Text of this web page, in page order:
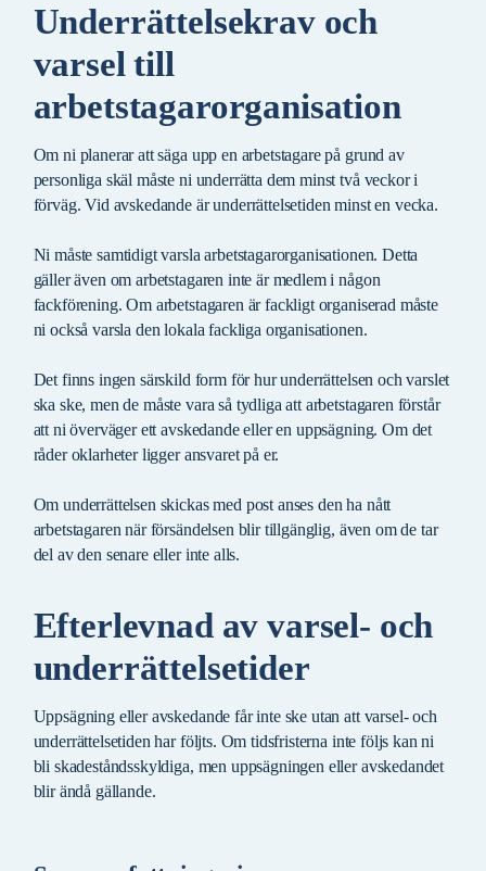
Underrättelsekrav och
varsel till
arbetstagarorganisation
Om ni planerar att säga upp en arbetstagare på grund av
personliga skäl måste ni underrätta dem minst två veckor i
förväg. Vid avskedande är underrättelsetiden minst en vecka.
Ni måste samtidigt varsla arbetstagarorganisationen. Detta
gäller även om arbetstagaren inte är medlem i någon
fackförening. Om arbetstagaren är fackligt organiserad måste
ni också varsla den lokala fackliga organisationen.
Det finns ingen särskild form för hur underrättelsen och varslet
ska ske, men de måste vara så tydliga att arbetstagaren förstår
att ni överväger ett avskedande eller en uppsägning. Om det
råder oklarheter ligger ansvaret på er.
Om underrättelsen skickas med post anses den ha nått
arbetstagaren när försändelsen blir tillgänglig, även om de tar
del av den senare eller inte alls.
Efterlevnad av varsel- och
underrättelsetider
Uppsägning eller avskedande får inte ske utan att varsel- och
underrättelsetiden har följts. Om tidsfristerna inte följs kan ni
bli skadeståndsskyldiga, men uppsägningen eller avskedandet
blir ändå gällande.